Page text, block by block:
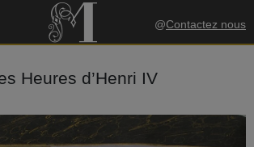
@Contactez nous
Heures d’Henri IV